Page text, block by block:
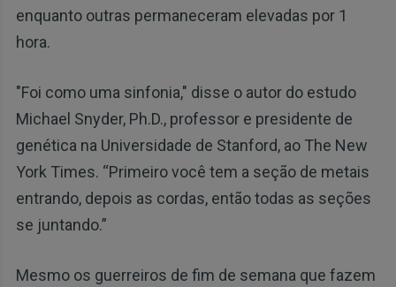
enquanto outras permaneceram elevadas por 1
hora.
"Foi como uma sinfonia," disse o autor do estudo
Michael Snyder, Ph.D., professor e presidente de
genética na Universidade de Stanford, ao The New
York Times. “Primeiro você tem a seção de metais
entrando, depois as cordas, então todas as seções
se juntando.”
Mesmo os guerreiros de fim de semana que fazem